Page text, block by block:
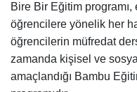
Bire Bir Eğitim
öğrencilere yönelik her
öğrencilerin müfredat
zamanda kişisel ve
amaçlandığı Bambu